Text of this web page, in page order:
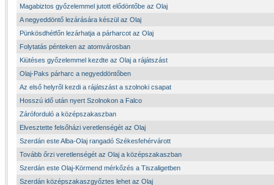
Magabiztos győzelemmel jutott elődöntőbe az Olaj
A negyeddöntő lezárására készül az Olaj
Pünkösdhétfőn lezárhatja a párharcot az Olaj
Folytatás pénteken az atomvárosban
Kiütéses győzelemmel kezdte az Olaj a rájátszást
Olaj-Paks párharc a negyeddöntőben
Az első helyről kezdi a rájátszást a szolnoki csapat
Hosszú idő után nyert Szolnokon a Falco
Záróforduló a középszakaszban
Elvesztette felsőházi veretlenségét az Olaj
Szerdán este Alba-Olaj rangadó Székesfehérvárott
Tovább őrzi veretlenségét az Olaj a középszakaszban
Szerdán este Olaj-Körmend mérkőzés a Tiszaligetben
Szerdán középszakaszgyőztes lehet az Olaj